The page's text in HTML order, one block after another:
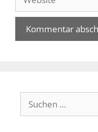
Suche
nach: